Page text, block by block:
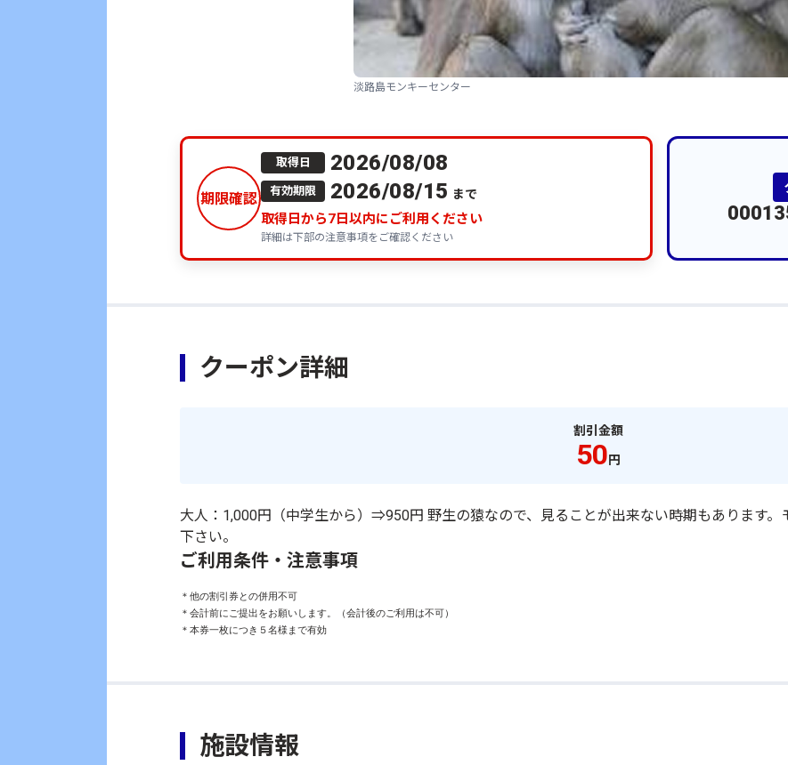
淡路島モンキーセンター
期限確認
取得日 2026/08/08
有効期限 2026/08/15 まで
取得日から7日以内にご利用ください
詳細は下部の注意事項をご確認ください
クーポン詳細
割引金額
50円
大人：1,000円（中学生から）⇒950円 野生の猿なので、見ることが出来ない時期もあります。
下さい。
ご利用条件・注意事項
＊他の割引券との併用不可
＊会計前にご提出をお願いします。（会計後のご利用は不可）
＊本券一枚につき５名様まで有効
施設情報